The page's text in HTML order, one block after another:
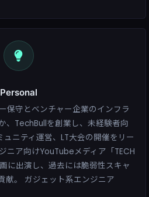
Personal
保守とベンチャー企業のインフラ
、TechBullを創業し、未経験者向
ュニティ運営、LT大会の開催をリー
ニア向けYouTubeメディア「TECH
に出演し、過去には脆弱性スキャ
献。 ガジェット系エンジニア